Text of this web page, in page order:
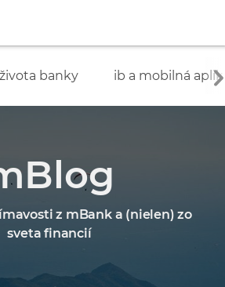
banky ib a mobilná
z mBank a (nielen) zo
sveta financií